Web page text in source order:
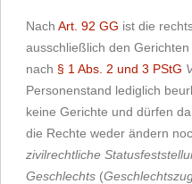
Nach Art. 92 GG ist die
ausschließlich den
nach § 1 Abs. 2 und 3 PStG
Personenstand lediglich
keine Gerichte und dürfen
die Rechte weder ändern
zivilrechtliche
Geschlechts (